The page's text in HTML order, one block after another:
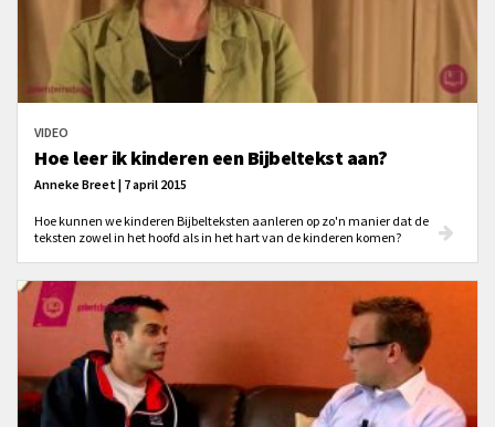
VIDEO
Hoe leer ik kinderen een Bijbeltekst aan?
Anneke Breet | 7 april 2015
Hoe kunnen we kinderen Bijbelteksten aanleren op zo'n manier dat de
teksten zowel in het hoofd als in het hart van de kinderen komen?